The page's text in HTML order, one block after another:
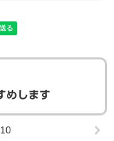
めします